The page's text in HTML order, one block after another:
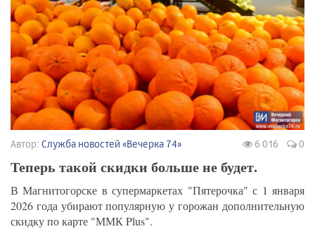
Автор: Служба новостей «Вечерка 74» 6 016 0
Теперь такой скидки больше не будет.
В Магнитогорске в супермаркетах "Пятерочка" с 1 января
2026 года убирают популярную у горожан дополнительную
скидку по карте "ММК Plus".